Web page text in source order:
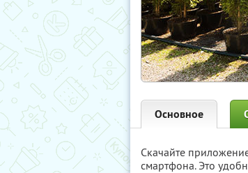
Основное
Скачайте
смартфона. Это